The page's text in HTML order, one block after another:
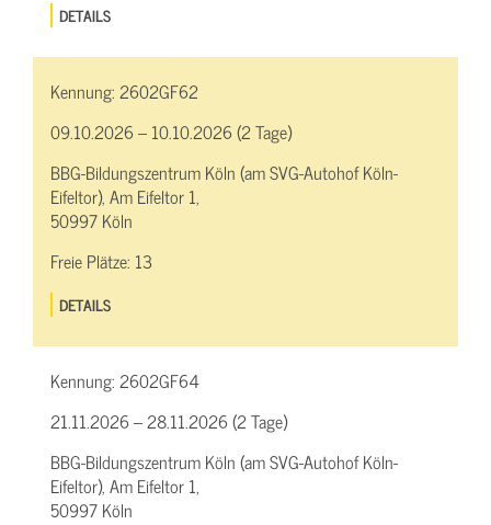
DETAILS
Kennung:2602GF62
09.10.2026 – 10.10.2026 (2 Tage)
BBG-Bildungszentrum Köln (am SVG-Autohof Köln-
Eifeltor), Am Eifeltor 1,
50997 Köln
Freie Plätze: 13
DETAILS
Kennung:2602GF64
21.11.2026 – 28.11.2026 (2 Tage)
BBG-Bildungszentrum Köln (am SVG-Autohof Köln-
Eifeltor), Am Eifeltor 1,
50997 Köln